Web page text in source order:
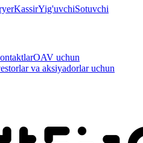
KassirYig'uvchiSotuvchi
OAV uchun
va aksiyadorlar uchun